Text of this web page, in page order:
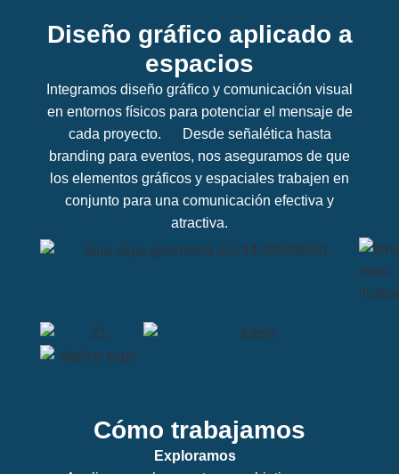
Diseño gráfico aplicado a
espacios
Integramos diseño gráfico y comunicación visual
en entornos físicos para potenciar el mensaje de
cada proyecto. Desde señalética hasta
branding para eventos, nos aseguramos de que
los elementos gráficos y espaciales trabajen en
conjunto para una comunicación efectiva y
atractiva.
Cómo trabajamos
Exploramos